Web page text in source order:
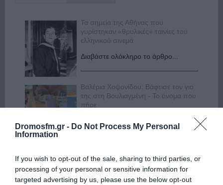
Dromosfm.gr - Do Not Process My Personal
Information
If you wish to opt-out of the sale, sharing to third parties, or
processing of your personal or sensitive information for
targeted advertising by us, please use the below opt-out
Τα σημεία της Αθήνας που
γυρίστηκαν «θρυλικές» ταινίες του
ελληνικού σινεμά
Διαβάστε ολόκληρο το άρθρο...
Βαλέρια Χοψονίδου: Βάφτισε τον γιο
της στη Βουλιαγμένη - Το όνομα που
πήρε
την αδερφή της Νταίζη - Η ανάρτηση
Διαβάστε ολόκληρο το άρθρο...